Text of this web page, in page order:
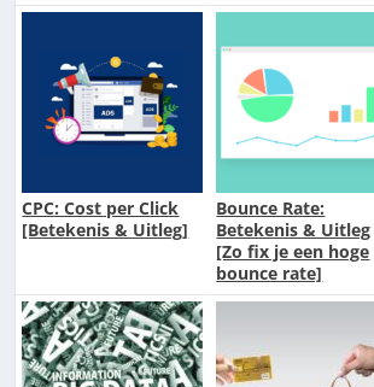
CPC: Cost per Click
[Betekenis & Uitleg]
Bounce Rate:
Betekenis & Uitleg
[Zo fix je een hoge
bounce rate]